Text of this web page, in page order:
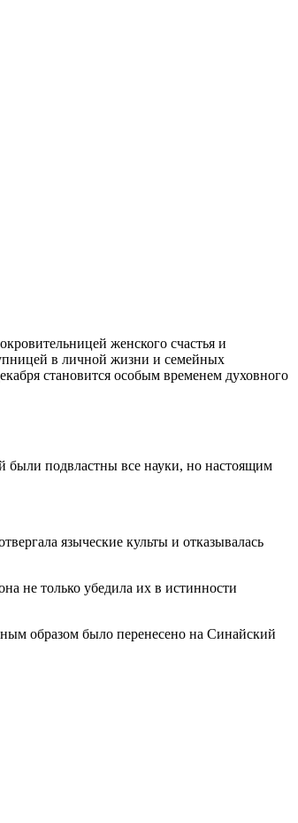
женского счастья и
в личной жизни и семейных
становится особым временем духовного
были подвластны все науки, но настоящим
языческие культы и отказывалась
не только убедила их в истинности
образом было перенесено на Синайский